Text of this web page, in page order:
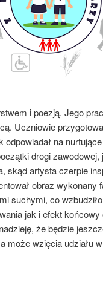
i poezją. Jego
Uczniowie
odpowiadał na
drogi
skąd artysta czerpie
obraz wykonany
suchymi, co
jak i efekt
że będzie
może wzięcia udziału